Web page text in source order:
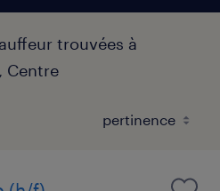
trouvées à
Centre